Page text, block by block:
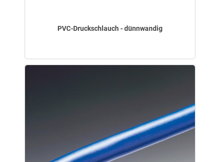
PVC-Druckschlauch - dünnwandig